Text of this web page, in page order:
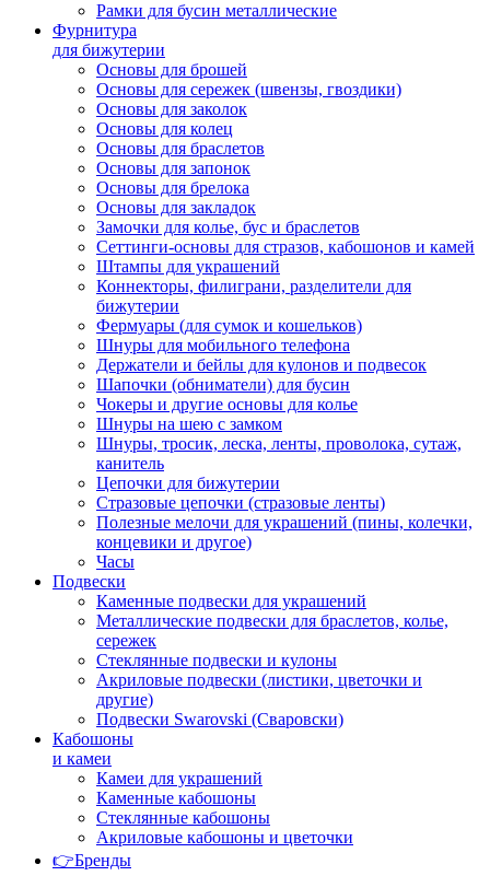
Рамки для бусин металлические
Фурнитура
для бижутерии
Основы для брошей
Основы для сережек (швензы, гвоздики)
Основы для заколок
Основы для колец
Основы для браслетов
Основы для запонок
Основы для брелока
Основы для закладок
Замочки для колье, бус и браслетов
Сеттинги-основы для стразов, кабошонов и камей
Штампы для украшений
Коннекторы, филиграни, разделители для
бижутерии
Фермуары (для сумок и кошельков)
Шнуры для мобильного телефона
Держатели и бейлы для кулонов и подвесок
Шапочки (обниматели) для бусин
Чокеры и другие основы для колье
Шнуры на шею с замком
Шнуры, тросик, леска, ленты, проволока, сутаж,
канитель
Цепочки для бижутерии
Стразовые цепочки (стразовые ленты)
Полезные мелочи для украшений (пины, колечки,
концевики и другое)
Часы
Подвески
Каменные подвески для украшений
Металлические подвески для браслетов, колье,
сережек
Стеклянные подвески и кулоны
Акриловые подвески (листики, цветочки и
другие)
Подвески Swarovski (Сваровски)
Кабошоны
и камеи
Камеи для украшений
Каменные кабошоны
Стеклянные кабошоны
Акриловые кабошоны и цветочки
👉Бренды